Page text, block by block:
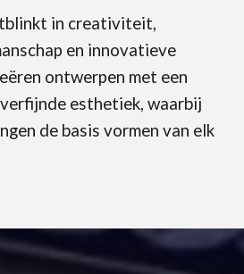
in creativiteit,
en innovatieve
ontwerpen met een
esthetiek, waarbij
de basis vormen van elk